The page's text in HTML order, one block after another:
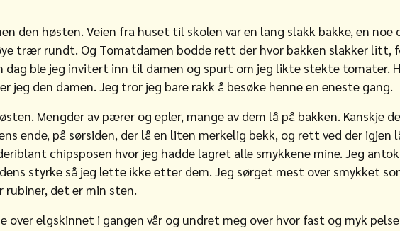
den høsten. Veien fra huset til skolen var en lang slakk bakke, en noe
trær rundt. Og Tomatdamen bodde rett der hvor bakken slakker litt,
dag ble jeg invitert inn til damen og spurt om jeg likte stekte tomater.
jeg den damen. Jeg tror jeg bare rakk å besøke henne en eneste gang.
Mengder av pærer og epler, mange av dem lå på bakken. Kanskje
ende, på sørsiden, der lå en liten merkelig bekk, og rett ved der igjen
chipsposen hvor jeg hadde lagret alle smykkene mine. Jeg
styrke så jeg lette ikke etter dem. Jeg sørget mest over smykket
rubiner, det er min sten.
over elgskinnet i gangen vår og undret meg over hvor fast og myk